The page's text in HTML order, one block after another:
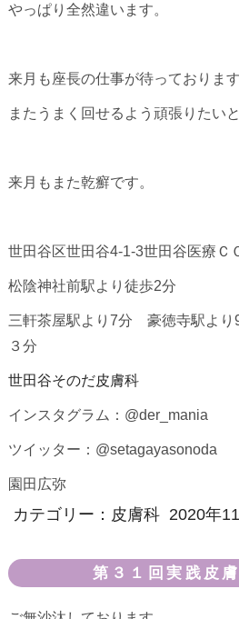
やっぱり全然違います。
来月も座長の仕事が待っておりま
またうまく回せるよう頑張りたい
来月もまた乾癬です。
世田谷区世田谷4-1-3世田谷医療Ｃ
松陰神社前駅より徒歩2分
三軒茶屋駅より7分 豪徳寺駅よ
３分
世田谷そのだ皮膚科
インスタグラム：@der_mania
ツイッター：@setagayasonoda
園田広弥
カテゴリー： 皮膚科 2020年
第３１回実践皮